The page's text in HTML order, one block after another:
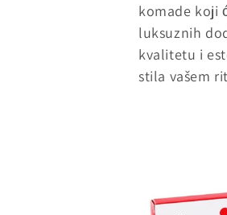
l
e
komade koji
luksuznih
kvalitetu i
stila vašem